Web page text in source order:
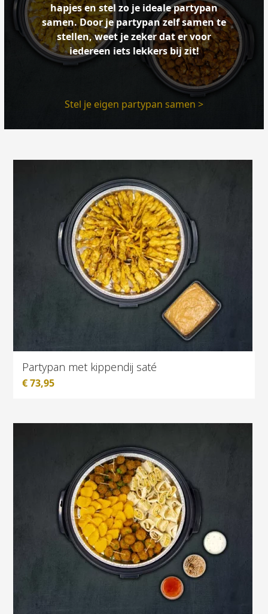
hapjes en stel zo je ideale partypan
samen. Door je partypan zelf samen te
stellen, weet je zeker dat er voor
iedereen iets lekkers bij zit!
Stel je eigen partypan samen >
Partypan met kippendij saté
€73,95